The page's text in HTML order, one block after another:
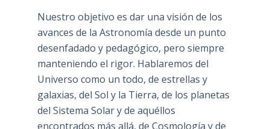
Nuestro objetivo es dar una visión de los
avances de la Astronomía desde un punto
desenfadado y pedagógico, pero siempre
manteniendo el rigor. Hablaremos del
Universo como un todo, de estrellas y
galaxias, del Sol y la Tierra, de los planetas
del Sistema Solar y de aquéllos
encontrados más allá, de Cosmología y de